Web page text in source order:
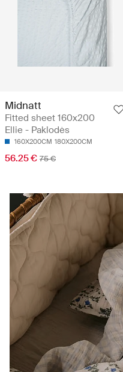
Midnatt
Fitted sheet 160x200
Ellie - Paklodės
160X200CM 180X200CM
56.25 € 75 €